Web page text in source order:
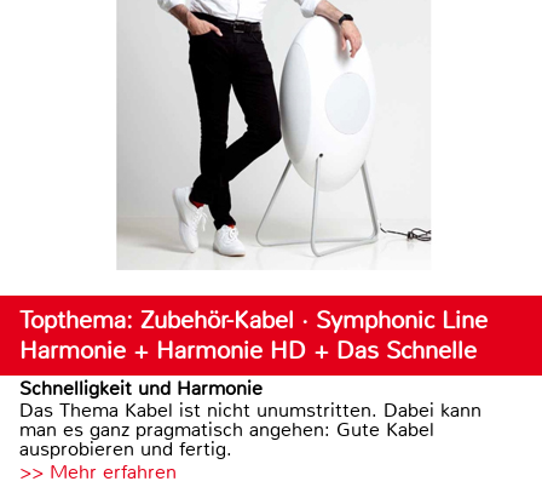
Topthema: Zubehör-Kabel · Symphonic Line
Harmonie + Harmonie HD + Das Schnelle
Schnelligkeit und Harmonie
Das Thema Kabel ist nicht unumstritten. Dabei kann
man es ganz pragmatisch angehen: Gute Kabel
ausprobieren und fertig.
>> Mehr erfahren